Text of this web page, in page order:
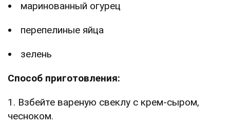
маринованный огурец
перепелиные яйца
зелень
Способ приготовления:
1. Взбейте вареную свеклу с крем-сыром,
чесноком.